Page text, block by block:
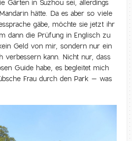
Gärten in Suzhou sei, allerdings
hätte. Da es aber so viele
gäbe, möchte sie jetzt ihr
dann die Prüfung in Englisch zu
Geld von mir, sondern nur ein
verbessern kann. Nicht nur, dass
Guide habe, es begleitet mich
Frau durch den Park – was